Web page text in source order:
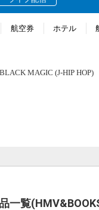
航空券 ホテル
一覧